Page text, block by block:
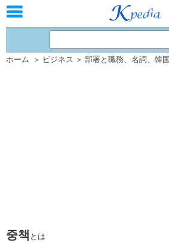
ホーム ＞ ビジネス ＞ 部署と職務、 名詞 、 韓
중책 とは